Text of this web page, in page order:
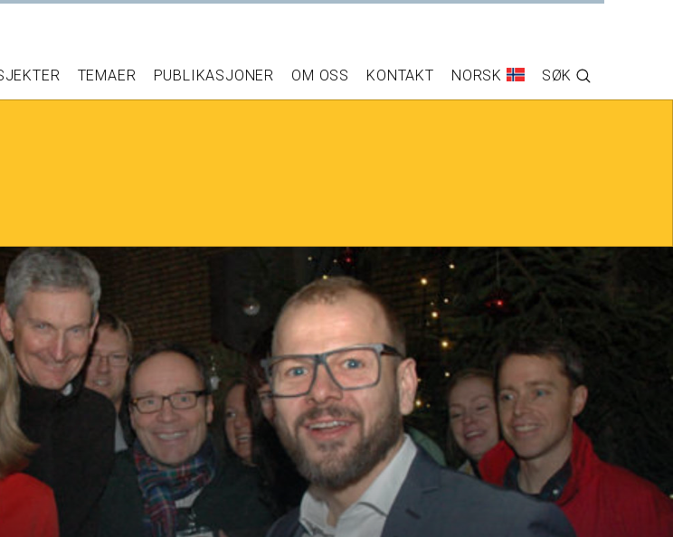
TEMAER PUBLIKASJONER OM OSS KONTAKT NORSK SØK